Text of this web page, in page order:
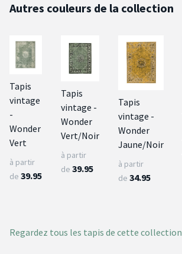
Autres couleurs de la collection
Tapis
vintage
-
Wonder
Vert
à partir
de 39.95
Tapis
vintage -
Wonder
Vert/Noir
à partir
de 39.95
Tapis
vintage -
Wonder
Jaune/Noir
à partir
de 34.95
Regardez tous les tapis de cette collection